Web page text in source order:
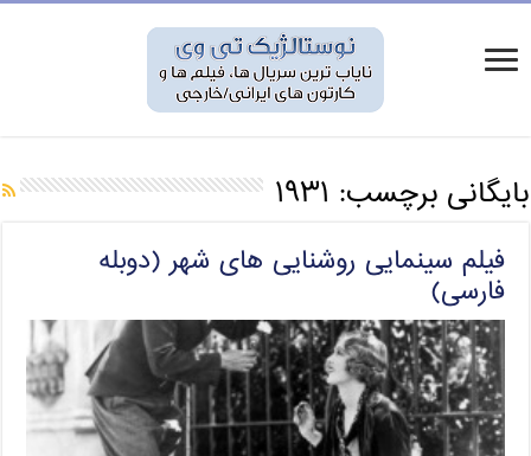
بایگانی برچسب: ۱۹۳۱
فیلم سینمایی روشنایی های شهر (دوبله
فارسی)